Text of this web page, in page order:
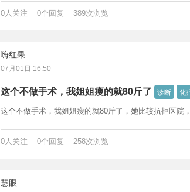
0人关注 0个回复 389次浏览
嗨红果
07月01日 16:50
这个不做手术，我姐姐瘦的就80斤了 诊断 化
这个不做手术，我姐姐瘦的就80斤了，她比较抗拒医院
0人关注 0个回复 258次浏览
慧眼